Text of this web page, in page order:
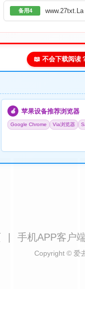
备用4 www.27txt.La
📖 不会下载阅读
🍎 苹果设备推荐浏览器
Google Chrome Via浏览器
手机APP客户
Copyright © 爱